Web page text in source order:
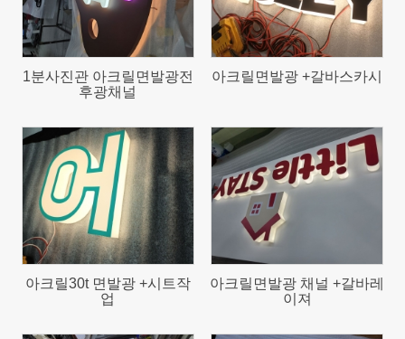
1분사진관 아크릴면발광전
후광채널
아크릴면발광 +갈바스카시
875
아크릴30t 면발광 +시트작
업
823
아크릴면발광 채널 +갈바레
이져